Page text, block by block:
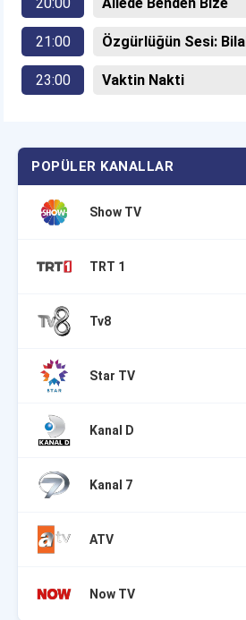
20:00 Ailede Benden Bize
21:00 Özgürlüğün Sesi: Bilal
23:00 Vaktin Nakti
POPÜLER KANALLAR
Show TV
TRT 1
Tv8
Star TV
Kanal D
Kanal 7
ATV
Now TV